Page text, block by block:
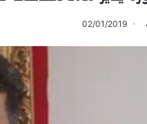
02/01/2019